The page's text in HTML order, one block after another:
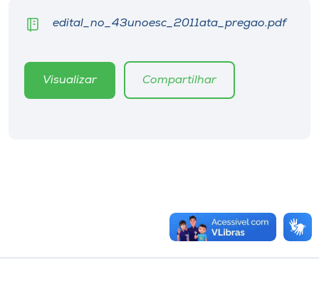
edital_no_43unoesc_2011ata_pregao.pdf
Visualizar Compartilhar